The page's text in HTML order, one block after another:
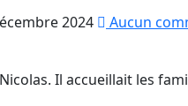
2024 Aucun
Il accueillait les